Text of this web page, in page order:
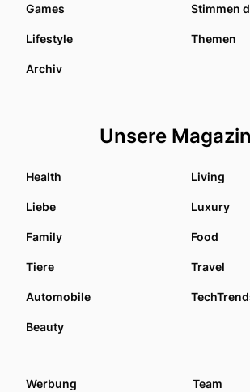
Games Stimmen
Lifestyle Themen
Archiv
Unsere
Health Living
Liebe Luxury
Family Food
Tiere Travel
Automobile
Beauty
Werbung Team